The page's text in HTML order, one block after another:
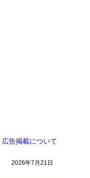
広告掲載について
2026年7月21日